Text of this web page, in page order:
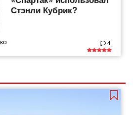
Стэнли Кубрик?
4